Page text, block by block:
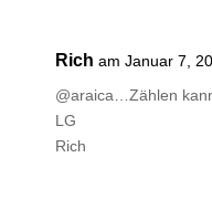
Rich am Januar 7,
@araica…Zählen
LG
Rich